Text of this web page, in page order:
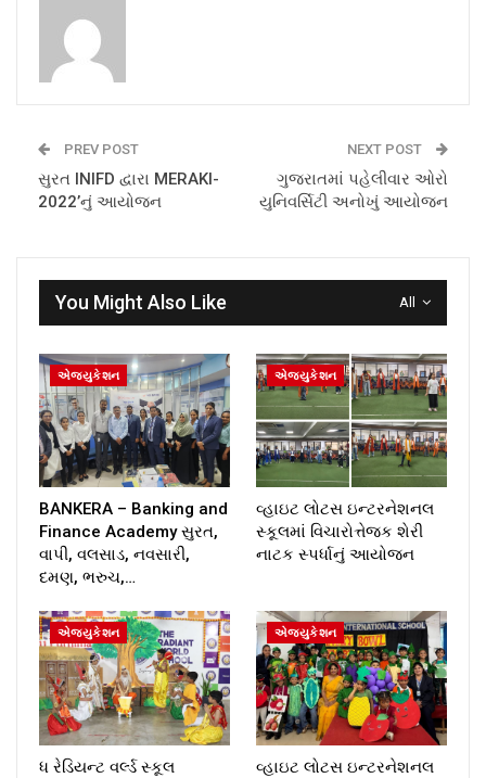
PREV POST
સુરત INIFD દ્વારા MERAKI-
2022’નું આયોજન
NEXT POST
ગુજરાતમાં પહેલીવાર ઓરો
યુનિવર્સિટી અનોખું આયોજન
All
You Might Also Like
એજ્યુકેશન
BANKERA – Banking and
Finance Academy સુરત,
વાપી, વલસાડ, નવસારી,
દમણ, ભરુચ,…
એજ્યુકેશન
વ્હાઇટ લોટસ ઇન્ટરનેશનલ
સ્કૂલમાં વિચારોત્તેજક શેરી
નાટક સ્પર્ધાનું આયોજન
એજ્યુકેશન
ધ રેડિયન્ટ વર્લ્ડ સ્કૂલ
એજ્યુકેશન
વ્હાઇટ લોટસ ઇન્ટરનેશનલ